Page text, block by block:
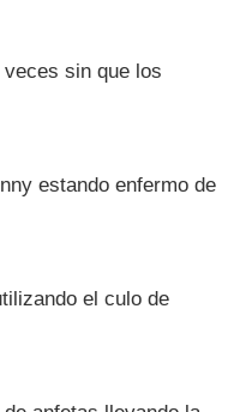
sin que los
estando enfermo de
el culo de